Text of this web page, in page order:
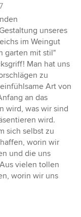
unseres
im Weingut
garten mit stil"
Man hat uns
zu
Art von
an das
wird, was wir sind
wird.
sich selbst zu
worin wir
und die uns
vielen tollen
worin wir uns